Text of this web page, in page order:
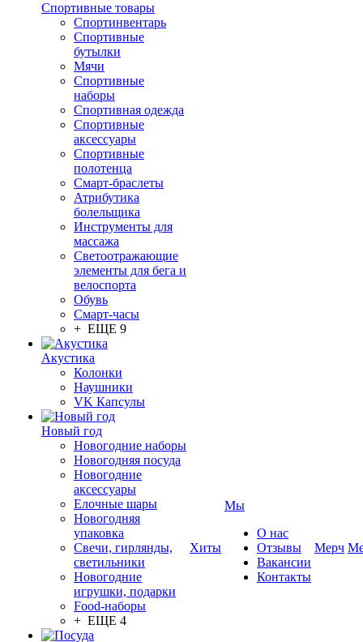
Спортивные товары
Спортинвентарь
Спортивные
бутылки
Мячи
Спортивные
наборы
Спортивная одежда
Спортивные
аксессуары
Спортивные
полотенца
Смарт-браслеты
Атрибутика
болельщика
Инструменты для
массажа
Светоотражающие
элементы для бега и
велоспорта
Обувь
Смарт-часы
+ ЕЩЕ 9
Акустика
Колонки
Наушники
VK Капсулы
Новый год
Новогодние наборы
Новогодняя посуда
Новогодние
аксессуары
Елочные шары
Новогодняя
упаковка
Свечи, гирлянды,
светильники
Новогодние
игрушки, подарки
Food-наборы
+ ЕЩЕ 4
Хиты
Мы
О нас
Отзывы
Вакансии
Контакты
Мерч